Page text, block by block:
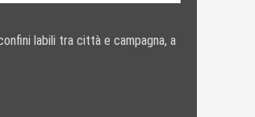
labili tra città e campagna, a